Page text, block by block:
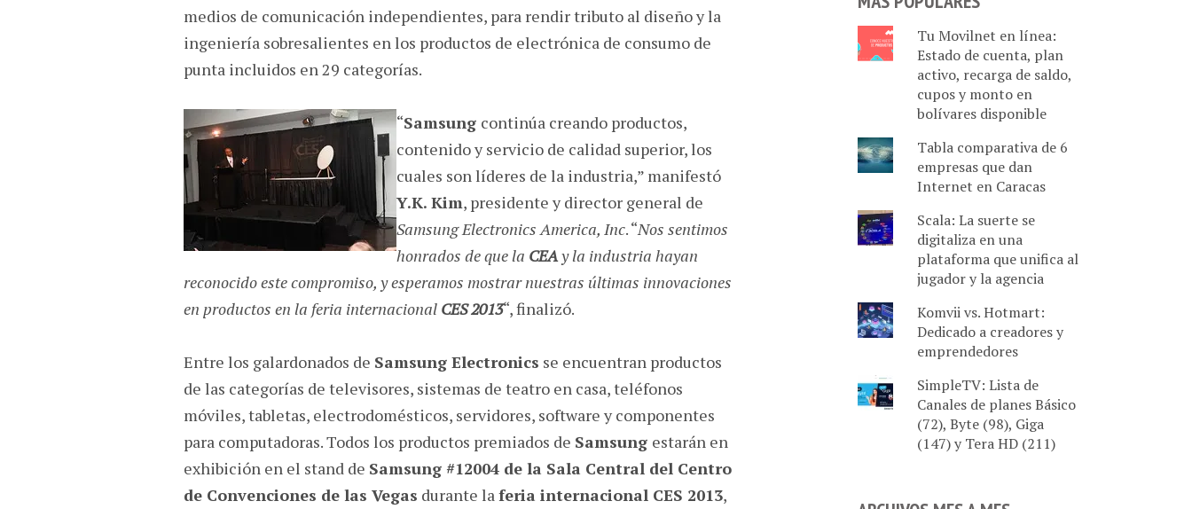
medios de comunicación independientes, para rendir tributo al diseño y la
ingeniería sobresalientes en los productos de electrónica de consumo de
punta incluidos en 29 categorías.
“Samsung continúa creando productos,
contenido y servicio de calidad superior, los
cuales son líderes de la industria,” manifestó
Y.K. Kim, presidente y director general de
Samsung Electronics America, Inc. “Nos sentimos
honrados de que la CEAy la industria hayan
reconocido este compromiso, y esperamos mostrar nuestras últimas innovaciones
en productos en la feria internacional CES 2013“, finalizó.
Entre los galardonados de Samsung Electronics se encuentran productos
de las categorías de televisores, sistemas de teatro en casa, teléfonos
móviles, tabletas, electrodomésticos, servidores, software y componentes
para computadoras. Todos los productos premiados de Samsung estarán en
exhibición en el stand de Samsung #12004 de la Sala Central del Centro
de Convenciones de las Vegas durante la feria internacional CES 2013,
Tu Movilnet en línea:
Estado de cuenta, plan
activo, recarga de saldo,
cupos y monto en
bolívares disponible
Tabla comparativa de 6
empresas que dan
Internet en Caracas
Scala: La suerte se
digitaliza en una
plataforma que unifica al
jugador y la agencia
Komvii vs. Hotmart:
Dedicado a creadores y
emprendedores
SimpleTV: Lista de
Canales de planes Básico
(72), Byte (98), Giga
(147) y Tera HD (211)